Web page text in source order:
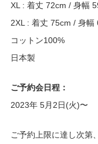
XL : 着丈 72cm / 身幅
2XL : 着丈 75cm / 身
コットン100%
日本製
ご予約会日程：
2023年 5月2日(火)〜
ご予約上限に達し次第